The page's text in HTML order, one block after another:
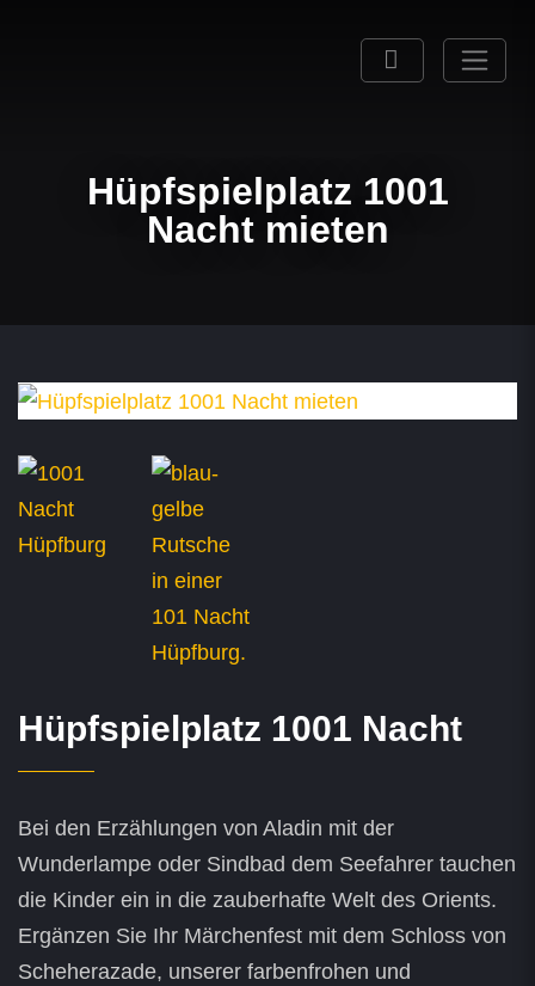
Hüpfspielplatz 1001
Nacht mieten
Hüpfspielplatz 1001 Nacht
Bei den Erzählungen von Aladin mit der
Wunderlampe oder Sindbad dem Seefahrer tauchen
die Kinder ein in die zauberhafte Welt des Orients.
Ergänzen Sie Ihr Märchenfest mit dem Schloss von
Scheherazade, unserer farbenfrohen und